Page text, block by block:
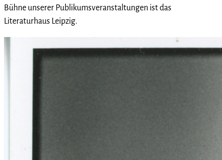
Bühne unserer Publikumsveranstaltungen ist das
Literaturhaus Leipzig.